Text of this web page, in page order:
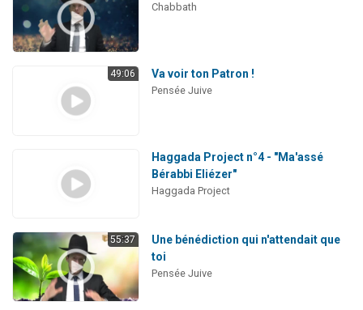
Chabbath
49:06 Va voir ton Patron !
Pensée Juive
Haggada Project n°4 - "Ma'assé
Bérabbi Eliézer"
Haggada Project
55:37
Une bénédiction qui n'attendait que
toi
Pensée Juive